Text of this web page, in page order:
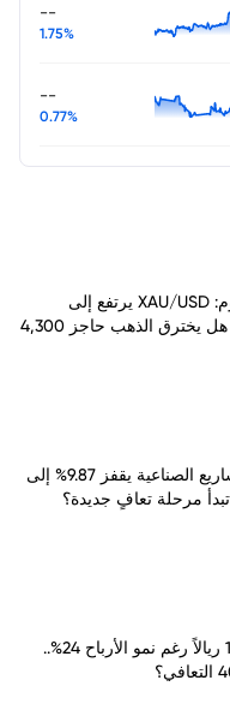
--
1.75%
--
0.77%
أسعار الذهب اليوم: XAU/USD يرتفع إلى
4,293.24 دولاراً.. هل يخترق الذهب حاجز 4,300
سهم الكوت للمشاريع الصناعية يقفز 9.87% إلى
سهم SMC عند 15 ريالاً رغم نمو الأرباح 24%..